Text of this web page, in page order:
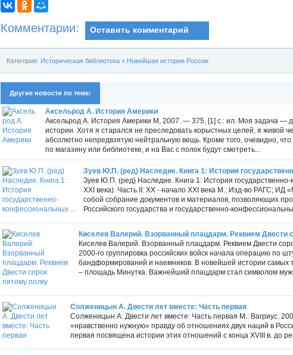
Комментарии: Оставить комментарий
Категория: Историческая библиотека » Новейшая история России
Другие новости по теме:
Аксельрод А. История Америки
Аксельрод А. История Америки М, 2007. — 375, [1] с.: ил. Моя задача —
истории. Хотя я старался не преследовать корыстных целей, я живой
абсолютно непредвзятую нейтральную вещь. Кроме того, очевидно,
по магазину или библиотеке, и на Вас с полок будут смотреть...
Зуев Ю.П. (ред) Наследие. Книга 1: История
Зуев Ю.П. (ред) Наследие. Книга 1: История
XXI века). Часть II: XX - начало XXI века М.: Изд-во РАГС; ИД
собой собрание документов и материалов, позволяющих
Российского государства и государственно-
Киселев Валерий. Взорванный плацдарм. Реквием Двести
Киселев Валерий. Взорванный плацдарм. Реквием Двести
2000-го группировка российских войск начала операцию по
бандформирований и наемников. В новейшей истории самых
– площадь Минутка. Важнейший плацдарм стал символом
Солженицын А. Двести лет вместе: Часть первая
Солженицын А. Двести лет вместе: Часть первая М.: Вагриус.
«нравственно нужную» правду об отношениях двух наций в
первая посвящена истории этих отношений с конца XVIII в. до